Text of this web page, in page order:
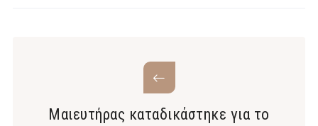
Μαιευτήρας καταδικάστηκε για το